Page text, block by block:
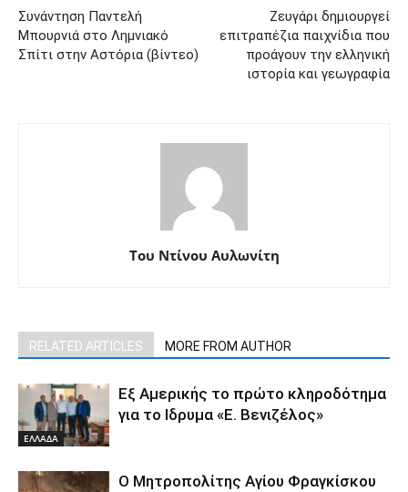
Συνάντηση Παντελή
Μπουρνιά στο Λημνιακό
Σπίτι στην Αστόρια (βίντεο)
Ζευγάρι δημιουργεί
επιτραπέζια παιχνίδια που
προάγουν την ελληνική
ιστορία και γεωγραφία
Του Ντίνου Αυλωνίτη
RELATED ARTICLES MORE FROM AUTHOR
ΕΛΛΑΔΑ
Εξ Αμερικής το πρώτο κληροδότημα
για το Ιδρυμα «Ε. Βενιζέλος»
Ο Μητροπολίτης Αγίου Φραγκίσκου